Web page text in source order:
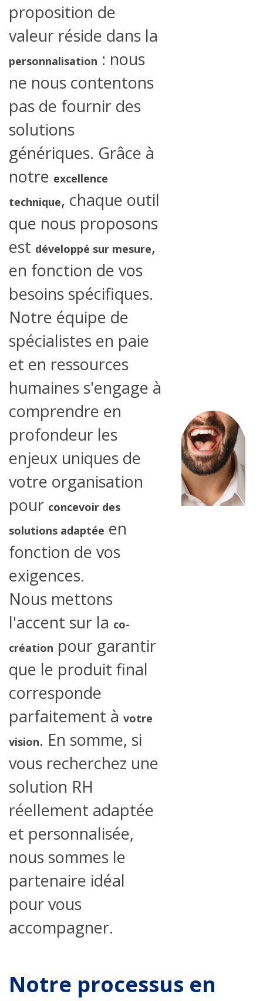
proposition de
valeur réside dans la
personnalisation : nous
ne nous contentons
pas de fournir des
solutions
génériques. Grâce à
notre excellence
technique, chaque outil
que nous proposons
est développé sur mesure,
en fonction de vos
besoins spécifiques.
Notre équipe de
spécialistes en paie
et en ressources
humaines s'engage à
comprendre en
profondeur les
enjeux uniques de
votre organisation
pour concevoir des
solutions adaptée en
fonction de vos
exigences.
Nous mettons
l'accent sur la co-
création pour garantir
que le produit final
corresponde
parfaitement à votre
vision. En somme, si
vous recherchez une
solution RH
réellement adaptée
et personnalisée,
nous sommes le
partenaire idéal
pour vous
accompagner.
Notre processus en